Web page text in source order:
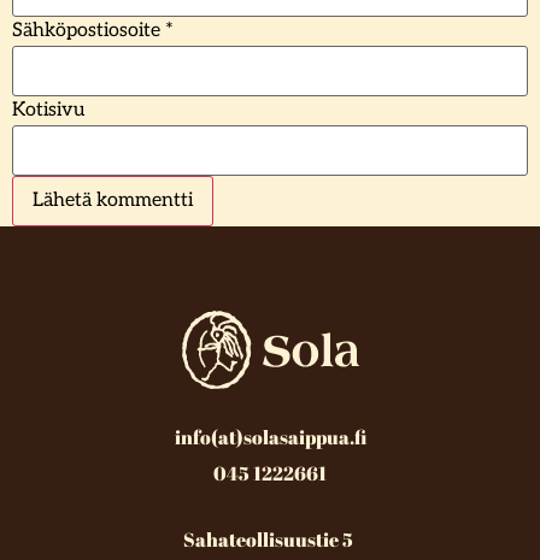
Sähköpostiosoite *
Kotisivu
info(at)solasaippua.fi
045 1222661
Sahateollisuustie 5